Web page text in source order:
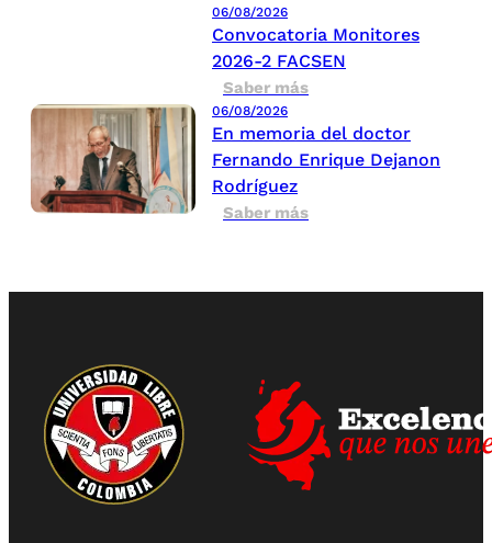
06/08/2026
Convocatoria Monitores
2026-2 FACSEN
Saber más
06/08/2026
En memoria del doctor
Fernando Enrique Dejanon
Rodríguez
Saber más